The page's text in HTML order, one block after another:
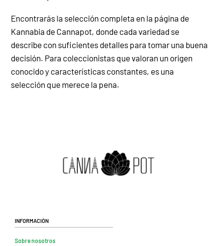
Encontrarás la selección completa en la página de
Kannabia de Cannapot, donde cada variedad se
describe con suficientes detalles para tomar una buena
decisión. Para coleccionistas que valoran un origen
conocido y características constantes, es una
selección que merece la pena.
Información
Sobre nosotros